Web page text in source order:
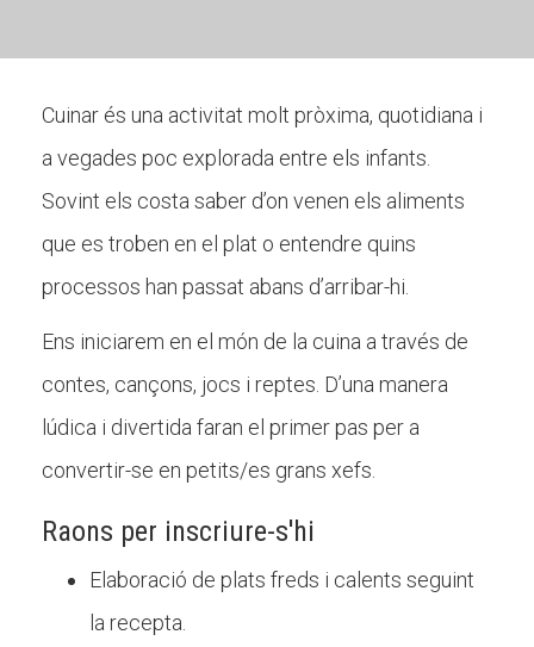
Cuinar és una activitat molt pròxima, quotidiana i
a vegades poc explorada entre els infants.
Sovint els costa saber d’on venen els aliments
que es troben en el plat o entendre quins
processos han passat abans d’arribar-hi.
Ens iniciarem en el món de la cuina a través de
contes, cançons, jocs i reptes. D’una manera
lúdica i divertida faran el primer pas per a
convertir-se en petits/es grans xefs.
Raons per inscriure-s'hi
Elaboració de plats freds i calents seguint
la recepta.
CONEIX FUNDESPLAI
ACTUALITAT